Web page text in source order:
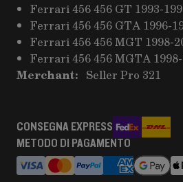
Ferrari 456 456 GT 1993-
Ferrari 456 456 GTA 1996-
Ferrari 456 456 MGT 1998-
Ferrari 456 456 MGTA 1998-
Merchant: Seller Pro 321
CONSEGNA EXPRESS
METODO DI PAGAMENTO